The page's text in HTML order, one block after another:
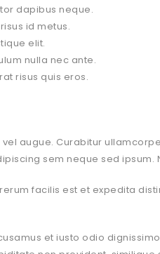
dapibus neque.
id metus.
elit.
nulla nec ante.
risus quis eros.
vel augue. Curabitur
sem neque sed
facilis est et expedita
et iusto odio